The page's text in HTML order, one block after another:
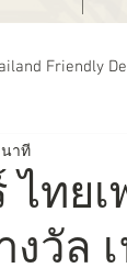
Friendly
ตกรรมการกำจัด
for all ก
ไท
งวัล
นาที